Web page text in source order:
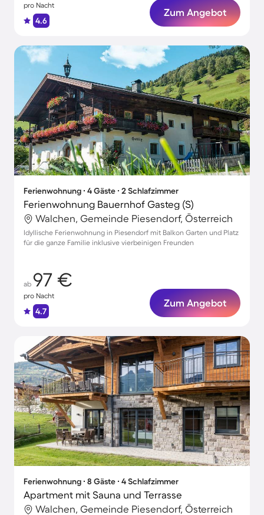
pro Nacht
4.6
Zum Angebot
Ferienwohnung ∙ 4 Gäste ∙ 2 Schlafzimmer
Ferienwohnung Bauernhof Gasteg (S)
Walchen, Gemeinde Piesendorf, Österreich
Idyllische Ferienwohnung in Piesendorf mit Balkon Garten und Platz
für die ganze Familie inklusive vierbeinigen Freunden
ab 97 €
pro Nacht
4.7
Zum Angebot
Ferienwohnung ∙ 8 Gäste ∙ 4 Schlafzimmer
Apartment mit Sauna und Terrasse
Walchen, Gemeinde Piesendorf, Österreich